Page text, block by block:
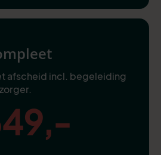
afscheid incl. begeleiding